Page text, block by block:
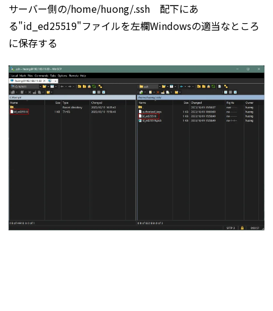
サーバー側の/home/huong/.ssh 配下にあ
る"id_ed25519"ファイルを左欄Windowsの適当なところ
に保存する